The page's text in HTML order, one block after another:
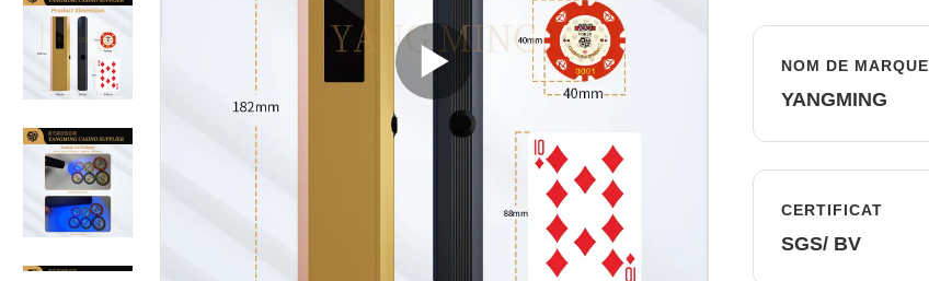
NOM DE MARQUE
YANGMING
CERTIFICAT
SGS/ BV